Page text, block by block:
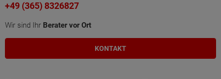
+49 (365) 8326827
Wir sind Ihr Berater vor Ort
KONTAKT